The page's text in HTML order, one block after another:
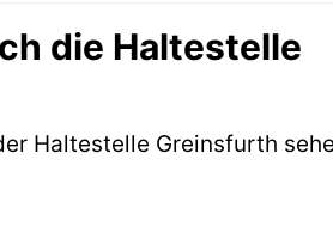
die Haltestelle
Haltestelle Greinsfurth